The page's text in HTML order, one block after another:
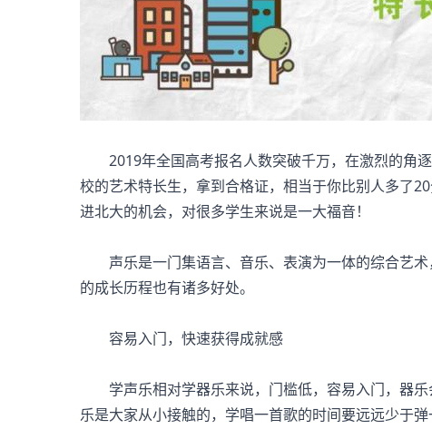
2019年全国高考报名人数突破千万，在激烈的角
校的艺术特长生，拿到合格证，相当于你比别人多了
进北大的机会，对很多学生来说是一大福音！
声乐是一门集语言、音乐、表演为一体的综合艺术
的成长历程也有诸多好处。
容易入门，快速获得成就感
学声乐相对学器乐来说，门槛低，容易入门，器乐
乐是大家从小接触的，学唱一首歌的时间要远远少于